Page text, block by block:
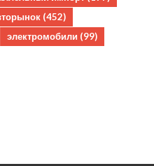
(452)
электромобили (99)